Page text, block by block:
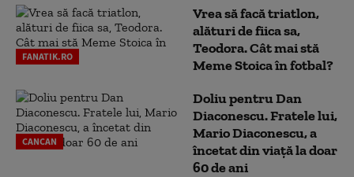
FANATIK.RO
Vrea să facă triatlon,
alături de fiica sa,
Teodora. Cât mai stă
Meme Stoica în fotbal?
CANCAN
Doliu pentru Dan
Diaconescu. Fratele lui,
Mario Diaconescu, a
încetat din viață la doar
60 de ani